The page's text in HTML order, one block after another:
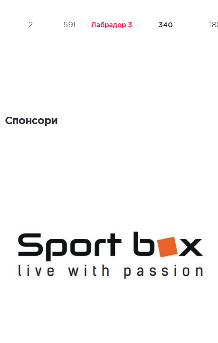
2 591 Лабрадор 3 340
Спонсори